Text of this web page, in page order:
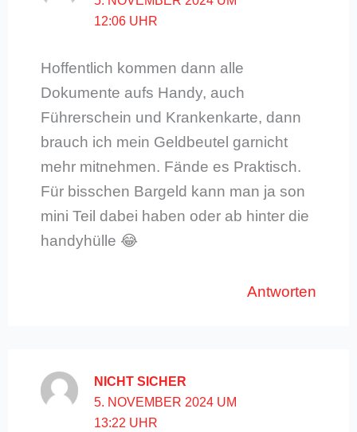
12:06 UHR
Hoffentlich kommen dann alle
Dokumente aufs Handy, auch
Führerschein und Krankenkarte, dann
brauch ich mein Geldbeutel garnicht
mehr mitnehmen. Fände es Praktisch.
Für bisschen Bargeld kann man ja son
mini Teil dabei haben oder ab hinter die
handyhülle 😂
Antworten
NICHT SICHER
5. NOVEMBER 2024 UM
13:22 UHR